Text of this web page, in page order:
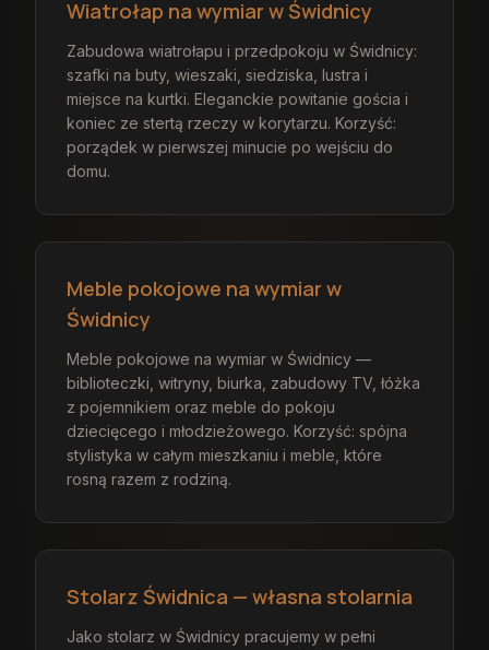
Wiatrołap na wymiar w Świdnicy
Zabudowa wiatrołapu i przedpokoju w Świdnicy:
szafki na buty, wieszaki, siedziska, lustra i
miejsce na kurtki. Eleganckie powitanie gościa i
koniec ze stertą rzeczy w korytarzu. Korzyść:
porządek w pierwszej minucie po wejściu do
domu.
Meble pokojowe na wymiar w
Świdnicy
Meble pokojowe na wymiar w Świdnicy —
biblioteczki, witryny, biurka, zabudowy TV, łóżka
z pojemnikiem oraz meble do pokoju
dziecięcego i młodzieżowego. Korzyść: spójna
stylistyka w całym mieszkaniu i meble, które
rosną razem z rodziną.
Stolarz Świdnica — własna stolarnia
Jako stolarz w Świdnicy pracujemy w pełni